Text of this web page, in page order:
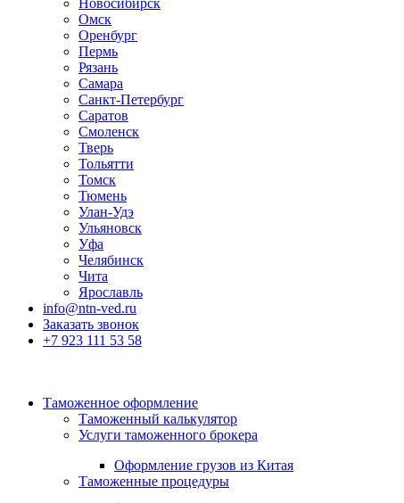
Новосибирск
Омск
Оренбург
Пермь
Рязань
Самара
Санкт-Петербург
Саратов
Смоленск
Тверь
Тольятти
Томск
Тюмень
Улан-Удэ
Ульяновск
Уфа
Челябинск
Чита
Ярославль
info@ntn-ved.ru
Заказать звонок
+7 923 111 53 58
Таможенное оформление
Таможенный калькулятор
Услуги таможенного брокера
Оформление грузов из Китая
Таможенные процедуры